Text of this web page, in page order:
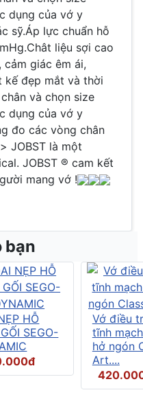
dụng của vớ y
sỹ.Áp lực chuẩn hỗ
liệu sợi cao
giác êm ái,
kế đẹp mắt và thời
và chọn size
dụng của vớ y
đo các vòng chân
JOBST là một
JOBST ® cam kết
mang vớ !
bạn
HỖ
SEGO-
Vớ điều
tĩnh
hở ngón
Art....